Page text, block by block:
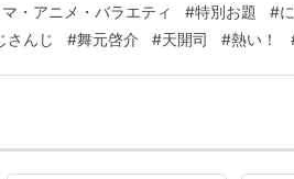
野町さん、社さん、舞元さん、天開司の
と…
・アニメ・バラエティ #特別お題 #
さんじ #舞元啓介 #天開司 #熱い！